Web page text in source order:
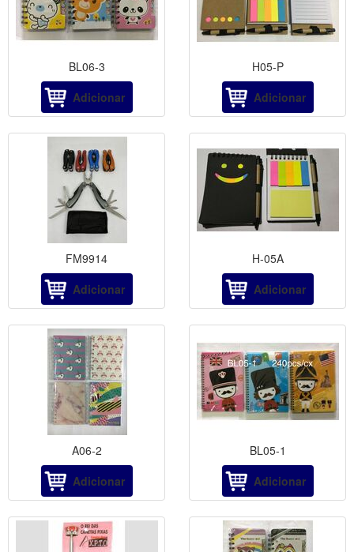
BL06-3
Adicionar
H05-P
Adicionar
FM9914
Adicionar
H-05A
Adicionar
A06-2
Adicionar
BL05-1
Adicionar